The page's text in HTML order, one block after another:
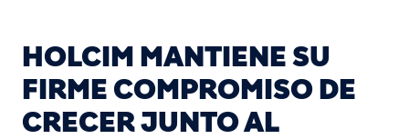
HOLCIM MANTIENE SU
FIRME COMPROMISO DE
CRECER JUNTO AL